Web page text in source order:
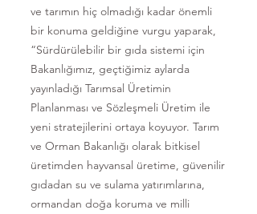
ve tarımın hiç olmadığı kadar önemli
bir konuma geldiğine vurgu yaparak,
“Sürdürülebilir bir gıda sistemi için
Bakanlığımız, geçtiğimiz aylarda
yayınladığı Tarımsal Üretimin
Planlanması ve Sözleşmeli Üretim ile
yeni stratejilerini ortaya koyuyor. Tarım
ve Orman Bakanlığı olarak bitkisel
üretimden hayvansal üretime, güvenilir
gıdadan su ve sulama yatırımlarına,
ormandan doğa koruma ve milli